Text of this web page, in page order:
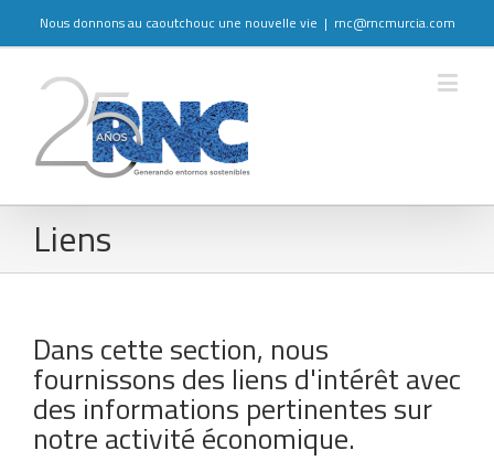
Nous donnons au caoutchouc une nouvelle vie | rnc@rncmurcia.com
Liens
Dans cette section, nous
fournissons des liens d'intérêt avec
des informations pertinentes sur
notre activité économique.